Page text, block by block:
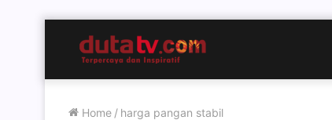
Home / harga pangan stabil